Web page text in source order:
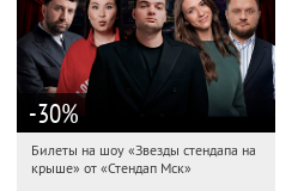
-30%
09:06:20 Получили:2
Билеты на шоу «Звезды стендапа на
крыше» от «Стендап Мск»